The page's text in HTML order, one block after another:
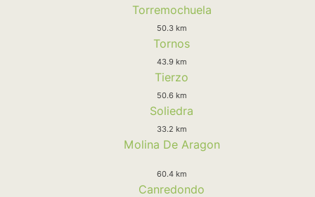
Torremochuela
50.3 km
Tornos
43.9 km
Tierzo
50.6 km
Soliedra
33.2 km
Molina De Aragon
60.4 km
Canredondo